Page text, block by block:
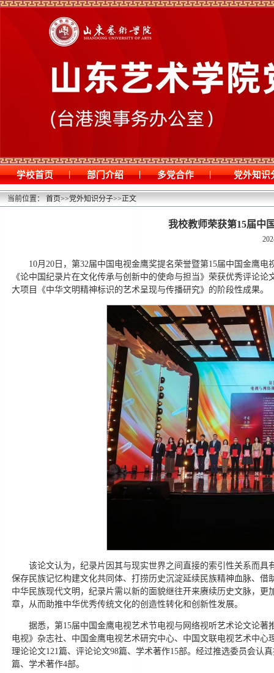
学校首页 | 部门介绍 | 多党合作 | 党外知识
当前位置：首页>>党外知识分子>>正文
我校教师荣获第15届中
10月20日，第32届中国电视金鹰奖提名荣誉暨第15届中国金鹰
《论中国纪录片在文化传承与创新中的使命与担当》荣获优秀评论
大项目《中华文明精神标识的艺术呈现与传播研究》的阶段性成果。
该论文认为，纪录片因其与现实世界之间直接的索引性关系而
保存民族记忆构建文化共同体、打捞历史沉淀延续民族精神血脉、
中华民族现代文明，纪录片需以新的面貌继往开来赓续历史文脉，
章，从而助推中华优秀传统文化的创造性转化和创新性发展。
据悉，第15届中国金鹰电视艺术节电视与网络视听艺术论文论
电视》杂志社、中国金鹰电视艺术研究中心、中国文联电视艺术中
理论论文121篇、评论论文98篇、学术著作15部。经过推选委员会认
篇、学术著作4部。